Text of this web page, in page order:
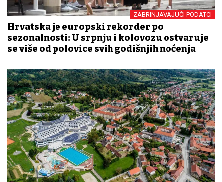
ZABRINJAVAJUĆI PODATCI
Hrvatska je europski rekorder po
sezonalnosti: U srpnju i kolovozu ostvaruje
se više od polovice svih godišnjih noćenja